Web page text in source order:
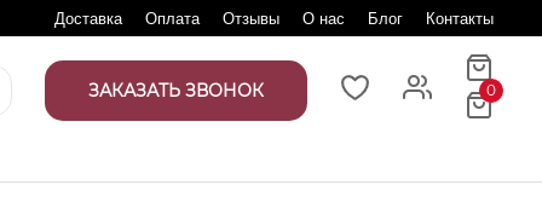
Доставка Оплата Отзывы О нас Блог Контакты
ЗАКАЗАТЬ ЗВОНОК 0